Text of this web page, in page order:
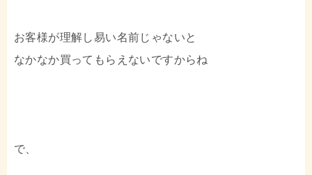
お客様が理解し易い名前じゃないと
なかなか買ってもらえないですからね
で、